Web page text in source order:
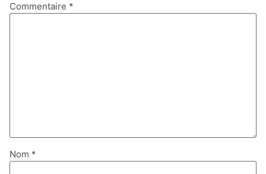
Commentaire *
Nom *